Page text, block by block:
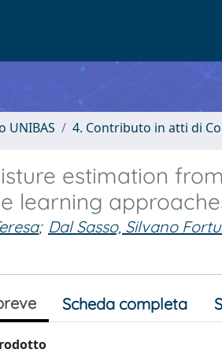
UNIBAS 4. Contributo in atti di
estimation
learning
; Dal Sasso, Silvano
Scheda completa